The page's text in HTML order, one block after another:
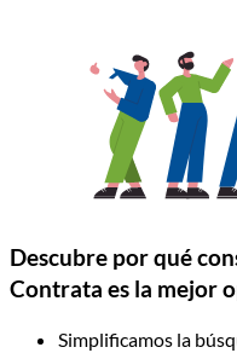
Descubre por qué
Contrata es la mejor
Simplificamos la